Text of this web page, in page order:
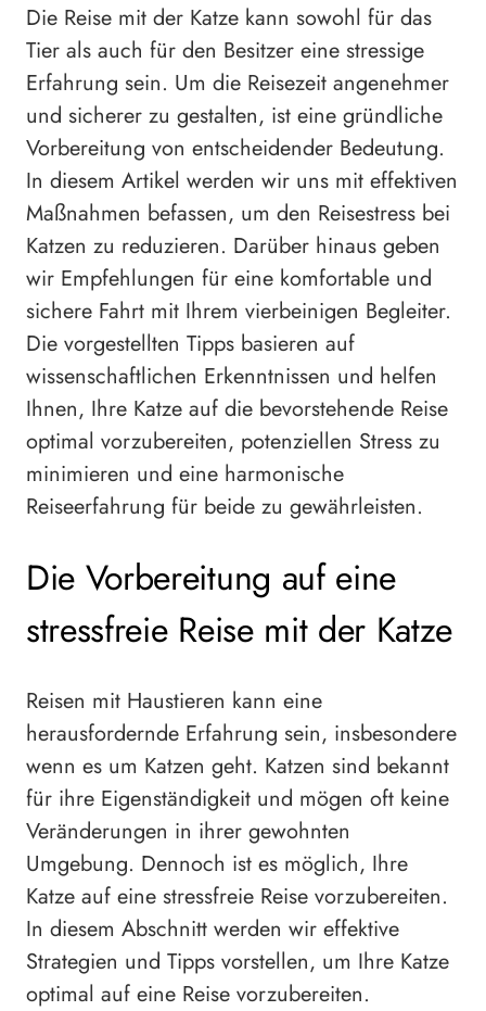
Die Reise mit der Katze kann sowohl für das
Tier als auch für den Besitzer eine stressige
Erfahrung sein. Um die Reisezeit angenehmer
und sicherer zu gestalten, ist eine gründliche
Vorbereitung von entscheidender Bedeutung.
In diesem Artikel werden wir uns mit effektiven
Maßnahmen befassen, um den Reisestress bei
Katzen zu reduzieren. Darüber hinaus geben
wir Empfehlungen für eine komfortable und
sichere Fahrt mit Ihrem vierbeinigen Begleiter.
Die vorgestellten Tipps basieren auf
wissenschaftlichen Erkenntnissen und helfen
Ihnen, Ihre Katze auf die bevorstehende Reise
optimal vorzubereiten, potenziellen Stress zu
minimieren und eine harmonische
Reiseerfahrung für beide zu gewährleisten.
Die Vorbereitung auf eine
stressfreie Reise mit der Katze
Reisen mit Haustieren kann eine
herausfordernde Erfahrung sein, insbesondere
wenn es um Katzen geht. Katzen sind bekannt
für ihre Eigenständigkeit und mögen oft keine
Veränderungen in ihrer gewohnten
Umgebung. Dennoch ist es möglich, Ihre
Katze auf eine stressfreie Reise vorzubereiten.
In diesem Abschnitt werden wir effektive
Strategien und Tipps vorstellen, um Ihre Katze
optimal auf eine Reise vorzubereiten.